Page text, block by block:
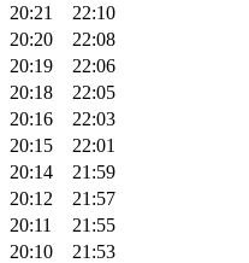
20:21
22:10
20:20
22:08
20:19
22:06
20:18
22:05
20:16
22:03
20:15
22:01
20:14
21:59
20:12
21:57
20:11
21:55
20:10
21:53